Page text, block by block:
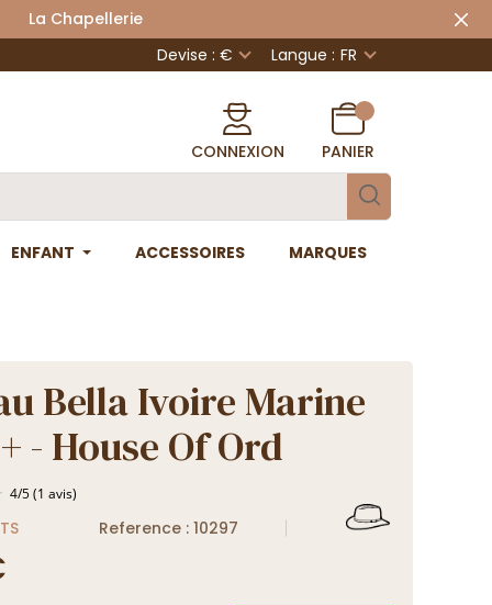
Chapellerie
Devise : €
Langue : FR
CONNEXION PANIER
ENFANT ACCESSOIRES MARQUES
Bella Ivoire Marine
- House Of Ord
Reference : 10297